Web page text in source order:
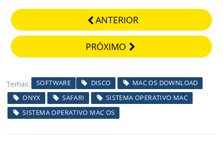
ANTERIOR
PRÓXIMO
Temas SOFTWARE DISCO
MAC OS DOWNLOAD
ONYX
SAFARI
SISTEMA OPERATIVO MAC
SISTEMA OPERATIVO MAC OS